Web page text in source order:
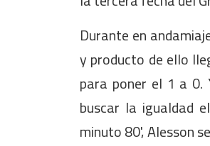
Durante en
y producto de ello
para poner el 1 a 0.
buscar la igualdad
minuto 80', Alesson